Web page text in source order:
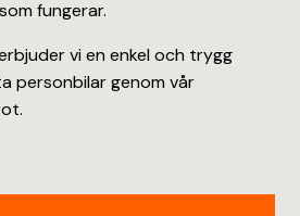
fungerar.
vi en enkel och trygg
personbilar genom vår